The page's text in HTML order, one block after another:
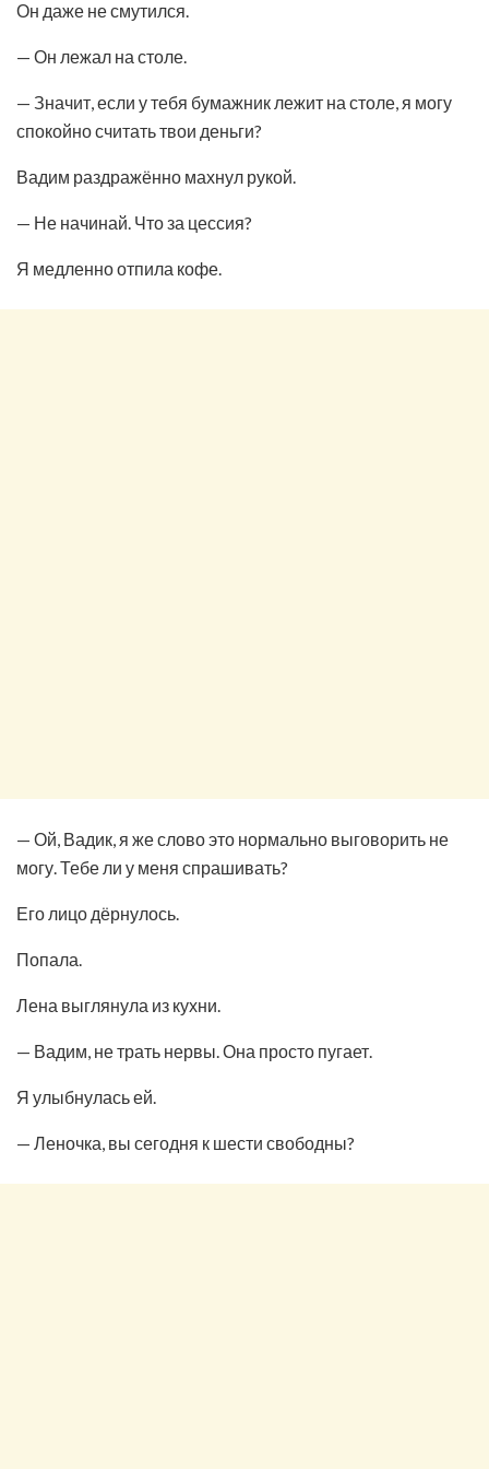
Он даже не смутился.
— Он лежал на столе.
— Значит, если у тебя бумажник лежит на столе, я могу
спокойно считать твои деньги?
Вадим раздражённо махнул рукой.
— Не начинай. Что за цессия?
Я медленно отпила кофе.
— Ой, Вадик, я же слово это нормально выговорить не
могу. Тебе ли у меня спрашивать?
Его лицо дёрнулось.
Попала.
Лена выглянула из кухни.
— Вадим, не трать нервы. Она просто пугает.
Я улыбнулась ей.
— Леночка, вы сегодня к шести свободны?